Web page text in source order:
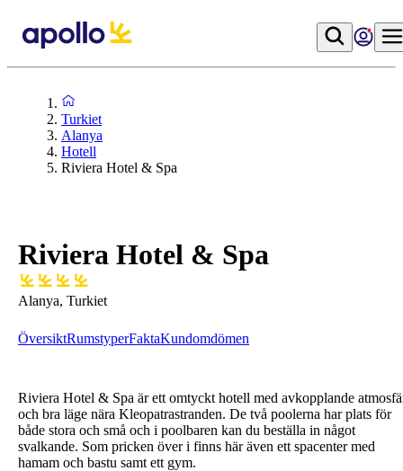
Turkiet
Alanya
Hotell
Riviera Hotel & Spa
Riviera Hotel & Spa
Alanya, Turkiet
ÖversiktRumstyperFaktaKundomdömen
Riviera Hotel & Spa är ett omtyckt hotell med avkopplande
och bra läge nära Kleopatrastranden. De två poolerna har plats för
både stora och små och i poolbaren kan du beställa in något
svalkande. Som pricken över i finns här även ett spacenter med
hamam och bastu samt ett gym.